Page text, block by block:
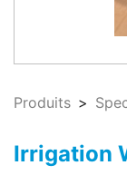
Produits
Irrigation